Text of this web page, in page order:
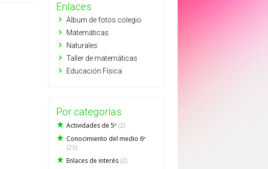
Enlaces
Álbum de fotos colegio
Matemáticas
Naturales
Taller de matemáticas
Educación Física
Por categorías
Actividades de 5º (2)
Conocimiento del medio 6º
(23)
Enlaces de interés (2)